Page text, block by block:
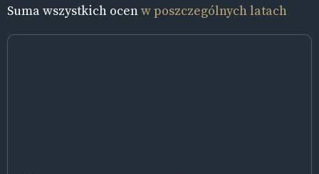
Suma wszystkich ocenw poszczególnych latach